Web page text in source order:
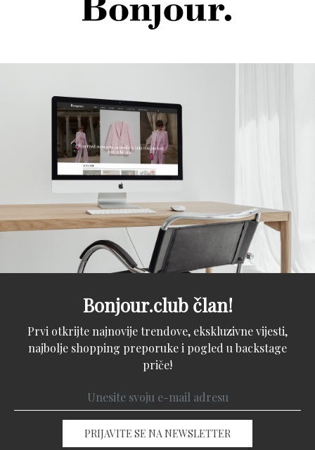
Bonjour.club član!
Prvi otkrijte najnovije trendove, ekskluzivne vijesti,
najbolje shopping preporuke i pogled u backstage
priče!
PRIJAVITE SE NA NEWSLETTER